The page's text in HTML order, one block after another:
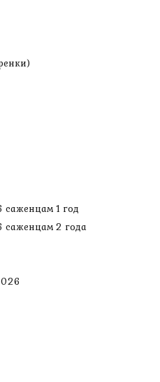
1 год
саженцам 2 года